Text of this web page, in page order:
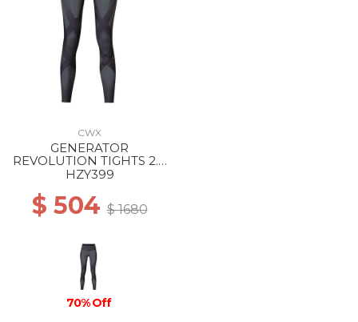
CWX
GENERATOR
REVOLUTION TIGHTS 2.0
WS GY
HZY399
$ 504$ 1680
70% Off